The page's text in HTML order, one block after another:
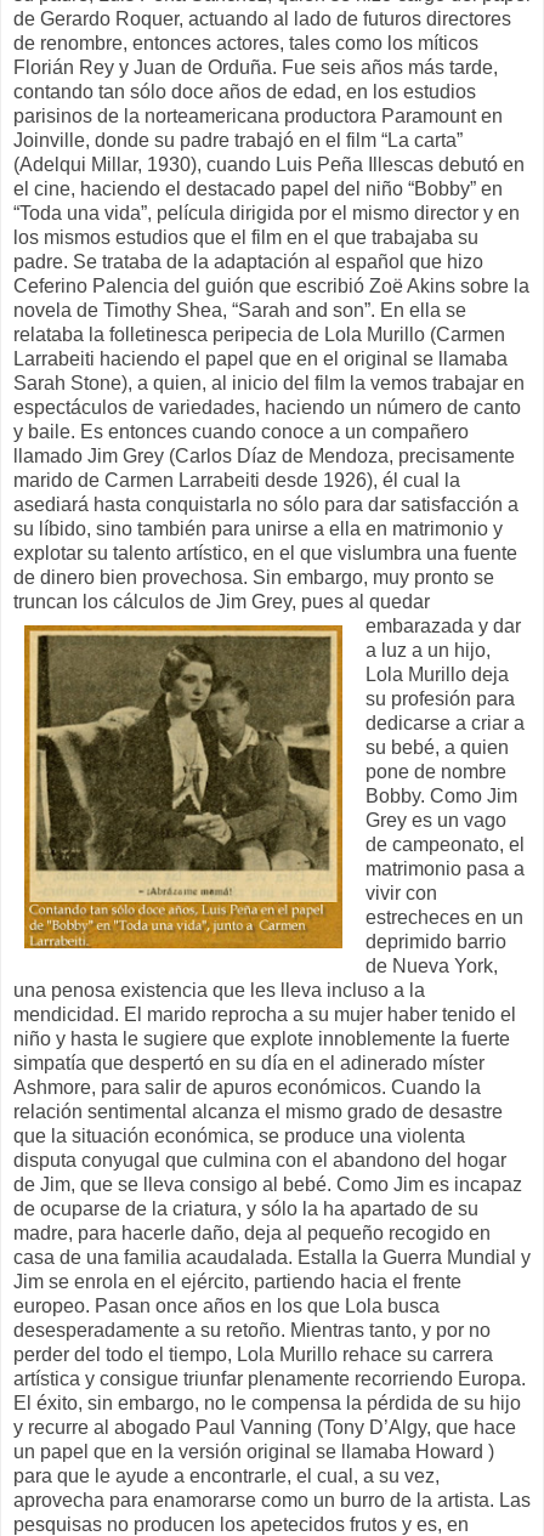
de Gerardo Roquer, actuando al lado de futuros directores
de renombre, entonces actores, tales como los míticos
Florián Rey y Juan de Orduña. Fue seis años más tarde,
contando tan sólo doce años de edad, en los estudios
parisinos de la norteamericana productora Paramount en
Joinville, donde su padre trabajó en el film “La carta”
(Adelqui Millar, 1930), cuando Luis Peña Illescas debutó en
el cine, haciendo el destacado papel del niño “Bobby” en
“Toda una vida”, película dirigida por el mismo director y en
los mismos estudios que el film en el que trabajaba su
padre. Se trataba de la adaptación al español que hizo
Ceferino Palencia del guión que escribió Zoë Akins sobre la
novela de Timothy Shea, “Sarah and son”. En ella se
relataba la folletinesca peripecia de Lola Murillo (Carmen
Larrabeiti haciendo el papel que en el original se llamaba
Sarah Stone), a quien, al inicio del film la vemos trabajar en
espectáculos de variedades, haciendo un número de canto
y baile. Es entonces cuando conoce a un compañero
llamado Jim Grey (Carlos Díaz de Mendoza, precisamente
marido de Carmen Larrabeiti desde 1926), él cual la
asediará hasta conquistarla no sólo para dar satisfacción a
su líbido, sino también para unirse a ella en matrimonio y
explotar su talento artístico, en el que vislumbra una fuente
de dinero bien provechosa. Sin embargo, muy pronto se
truncan los cálculos de Jim Grey, pues al quedar
embarazada y dar
a luz a un hijo,
Lola Murillo deja
su profesión para
dedicarse a criar a
su bebé, a quien
pone de nombre
Bobby. Como Jim
Grey es un vago
de campeonato, el
matrimonio pasa a
vivir con
estrecheces en un
deprimido barrio
de Nueva York,
una penosa existencia que les lleva incluso a la
mendicidad. El marido reprocha a su mujer haber tenido el
niño y hasta le sugiere que explote innoblemente la fuerte
simpatía que despertó en su día en el adinerado míster
Ashmore, para salir de apuros económicos. Cuando la
relación sentimental alcanza el mismo grado de desastre
que la situación económica, se produce una violenta
disputa conyugal que culmina con el abandono del hogar
de Jim, que se lleva consigo al bebé. Como Jim es incapaz
de ocuparse de la criatura, y sólo la ha apartado de su
madre, para hacerle daño, deja al pequeño recogido en
casa de una familia acaudalada. Estalla la Guerra Mundial y
Jim se enrola en el ejército, partiendo hacia el frente
europeo. Pasan once años en los que Lola busca
desesperadamente a su retoño. Mientras tanto, y por no
perder del todo el tiempo, Lola Murillo rehace su carrera
artística y consigue triunfar plenamente recorriendo Europa.
El éxito, sin embargo, no le compensa la pérdida de su hijo
y recurre al abogado Paul Vanning (Tony D’Algy, que hace
un papel que en la versión original se llamaba Howard )
para que le ayude a encontrarle, el cual, a su vez,
aprovecha para enamorarse como un burro de la artista. Las
pesquisas no producen los apetecidos frutos y es, en